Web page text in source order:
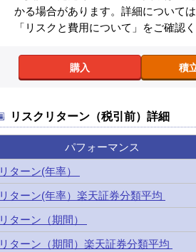
かる場合があります。詳細について
「リスクと費用について」をご確認
購入 積
リスクリターン（税引前）詳細
パフォーマンス
リターン(年率）
リターン(年率）楽天証券分類平均
リターン（期間）
リターン（期間）楽天証券分類平均